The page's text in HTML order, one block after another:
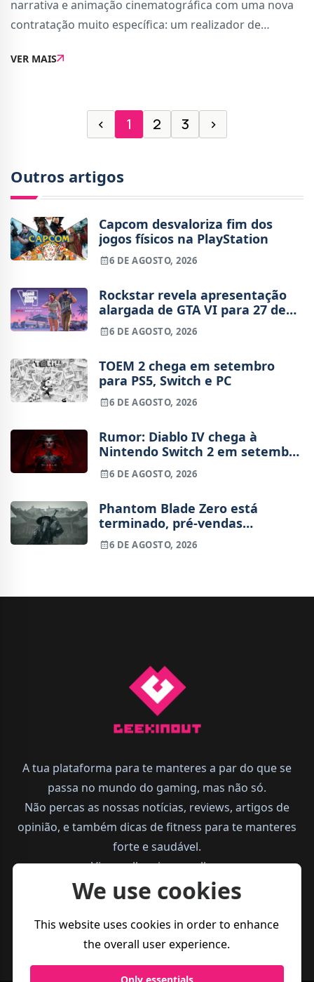
narrativa e animação cinematográfica com uma nova
contratação muito específica: um realizador de
em televisão e cinema. A vaga, publicad
VER MAIS
‹ 1 2 3 ›
Outros artigos
Capcom desvaloriza fim dos
jogos físicos na PlayStation
6 DE AGOSTO, 2026
Rockstar revela apresentação
alargada de GTA VI para 27 de
agosto
6 DE AGOSTO, 2026
TOEM 2 chega em setembro
para PS5, Switch e PC
6 DE AGOSTO, 2026
Rumor: Diablo IV chega à
Nintendo Switch 2 em setembro
e vai custar o preço de um jogo
novo
6 DE AGOSTO, 2026
Phantom Blade Zero está
terminado, pré-vendas
começam na próxima semana
6 DE AGOSTO, 2026
A tua plataforma para te manteres a par do que se
passa no mundo do gaming, mas não só.
Não percas as nossas notícias, reviews, artigos de
opinião, e também dicas de fitness para te manteres
forte e saudável.
Vive melhor, joga melhor.
We use cookies
This website uses cookies in order to enhance
the overall user experience.
Only essentials